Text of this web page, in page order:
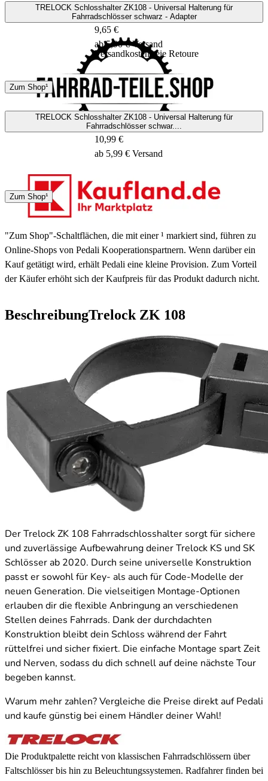
TRELOCK Schlosshalter ZK108 - Universal Halterung für
Fahrradschlösser schwarz - Adapter
DHL
GLS
3 - 5 Tage
9,65 €
ab 5,90 € Versand
Versandkostenfreie Retoure
Zum Shop¹
TRELOCK Schlosshalter ZK108 - Universal Halterung für
Fahrradschlösser schwar....
DHL
6 - 7 Tage
10,99 €
ab 5,99 € Versand
Zum Shop¹
"Zum Shop"-Schaltflächen, die mit einer ¹ markiert sind, führen zu
Online-Shops von Pedali Kooperationspartnern. Wenn darüber ein
Kauf getätigt wird, erhält Pedali eine kleine Provision. Zum Vorteil
der Käufer erhöht sich der Kaufpreis für das Produkt dadurch nicht.
BeschreibungTrelock ZK 108
Der Trelock ZK 108 Fahrradschlosshalter sorgt für sichere
und zuverlässige Aufbewahrung deiner Trelock KS und SK
Schlösser ab 2020. Durch seine universelle Konstruktion
passt er sowohl für Key- als auch für Code-Modelle der
neuen Generation. Die vielseitigen Montage-Optionen
erlauben dir die flexible Anbringung an verschiedenen
Stellen deines Fahrrads. Dank der durchdachten
Konstruktion bleibt dein Schloss während der Fahrt
rüttelfrei und sicher fixiert. Die einfache Montage spart Zeit
und Nerven, sodass du dich schnell auf deine nächste Tour
begeben kannst.
Warum mehr zahlen? Vergleiche die Preise direkt auf Pedali
und kaufe günstig bei einem Händler deiner Wahl!
Die Produktpalette reicht von klassischen Fahrradschlössern über
Faltschlösser bis hin zu Beleuchtungssystemen. Radfahrer finden bei